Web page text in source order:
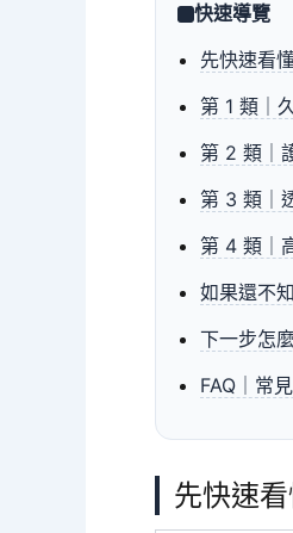
快速導覽
先快速看
第 1 類｜
第 2 類｜
第 3 類｜
第 4 類｜
如果還不
下一步怎
FAQ｜常
先快速